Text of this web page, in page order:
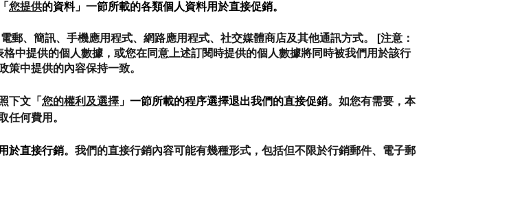
「 您提供的資料」一節所載的各類個人資料用於直接促銷。
郵、簡訊、手機應用程式、網路應用程式、社交媒體商店及其他通訊方式。 [注意：
中提供的個人數據，或您在同意上述訂閱時提供的個人數據將同時被我們用於該行
中提供的內容保持一致。
下文「 您的權利及選擇 」一節所載的程序選擇退出我們的直接促銷。如您有需要，本
任何費用。
於直接行銷。我們的直接行銷內容可能有幾種形式，包括但不限於行銷郵件、電子郵